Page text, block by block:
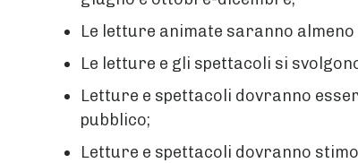
Le letture animate saranno
Le letture e gli spettacoli si
Letture e spettacoli dovranno
pubblico;
Letture e spettacoli dovranno